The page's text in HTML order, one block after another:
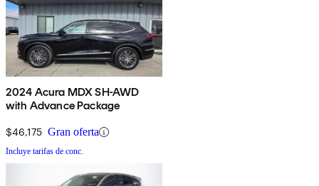
2024 Acura MDX SH-AWD
with Advance Package
$46,175 Gran oferta
Incluye tarifas de conc.